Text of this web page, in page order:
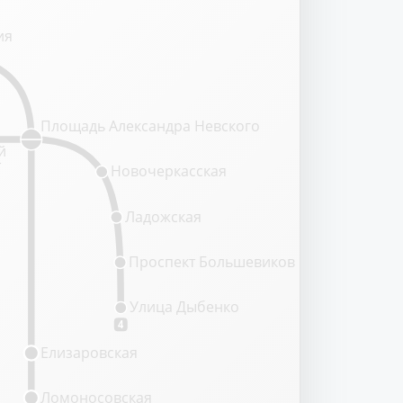
4
Площадь Александра Невского
Новочеркасская
Ладожская
Проспект Большевиков
Улица Дыбенко
Ломоносовская
Елизаровская